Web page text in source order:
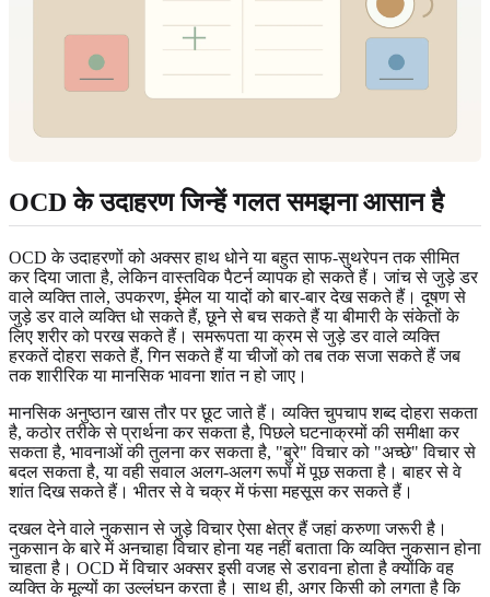
OCD के उदाहरण जिन्हें गलत समझना आसान है
OCD के उदाहरणों को अक्सर हाथ धोने या बहुत साफ-सुथरेपन तक सीमित
कर दिया जाता है, लेकिन वास्तविक पैटर्न व्यापक हो सकते हैं। जांच से जुड़े डर
वाले व्यक्ति ताले, उपकरण, ईमेल या यादों को बार-बार देख सकते हैं। दूषण से
जुड़े डर वाले व्यक्ति धो सकते हैं, छूने से बच सकते हैं या बीमारी के संकेतों के
लिए शरीर को परख सकते हैं। समरूपता या क्रम से जुड़े डर वाले व्यक्ति
हरकतें दोहरा सकते हैं, गिन सकते हैं या चीजों को तब तक सजा सकते हैं जब
तक शारीरिक या मानसिक भावना शांत न हो जाए।
मानसिक अनुष्ठान खास तौर पर छूट जाते हैं। व्यक्ति चुपचाप शब्द दोहरा सकता
है, कठोर तरीके से प्रार्थना कर सकता है, पिछले घटनाक्रमों की समीक्षा कर
सकता है, भावनाओं की तुलना कर सकता है, "बुरे" विचार को "अच्छे" विचार से
बदल सकता है, या वही सवाल अलग-अलग रूपों में पूछ सकता है। बाहर से वे
शांत दिख सकते हैं। भीतर से वे चक्र में फंसा महसूस कर सकते हैं।
दखल देने वाले नुकसान से जुड़े विचार ऐसा क्षेत्र हैं जहां करुणा जरूरी है।
नुकसान के बारे में अनचाहा विचार होना यह नहीं बताता कि व्यक्ति नुकसान होना
चाहता है। OCD में विचार अक्सर इसी वजह से डरावना होता है क्योंकि वह
व्यक्ति के मूल्यों का उल्लंघन करता है। साथ ही, अगर किसी को लगता है कि